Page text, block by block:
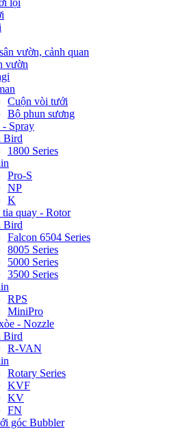
lội
vườn, cảnh quan
vườn
Cuộn vòi tưới
Bộ phun sương
- Spray
Bird
1800 Series
Pro-S
NP
K
quay - Rotor
Bird
Falcon 6504 Series
8005 Series
5000 Series
3500 Series
RPS
MiniPro
- Nozzle
Bird
R-VAN
Rotary Series
KVF
KV
FN
góc Bubbler